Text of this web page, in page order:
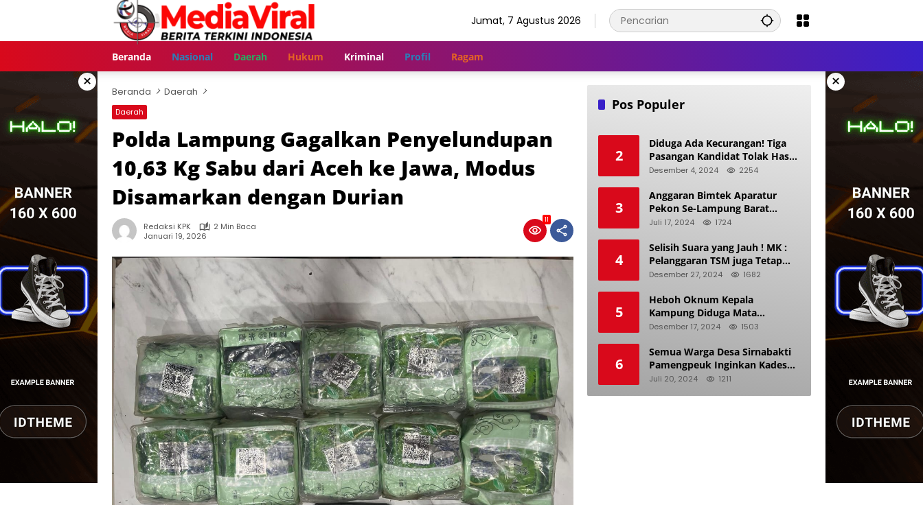
Jumat, 7 Agustus 2026
Beranda Nasional Daerah Hukum Kriminal Profil Ragam
× ×
Beranda Daerah
Daerah
Polda Lampung Gagalkan Penyelundupan
10,63 Kg Sabu dari Aceh ke Jawa, Modus
Disamarkan dengan Durian
Redaksi KPK
2 Min Baca
Januari 19, 2026
11
Pos Populer
2
Diduga Ada Kecurangan! Tiga
Pasangan Kandidat Tolak Hasil
Pilkada Kerinci 2024
Desember 4, 2024 2254
3
Anggaran Bimtek Aparatur
Pekon Se-Lampung Barat
Diduga Ladang Korupsi Buat
Juli 17, 2024 1724
4
Selisih Suara yang Jauh ! MK :
Pelanggaran TSM juga Tetap
Mengacu pada Prinsip Keadilan
Desember 27, 2024 1682
5
Heboh Oknum Kepala
Kampung Diduga Mata
Keranjang dan Doyan Istri
Desember 17, 2024 1503
6
Semua Warga Desa Sirnabakti
Pamengpeuk Inginkan Kades
Herdi Hidayat di Berhentikan
Juli 20, 2024 1211